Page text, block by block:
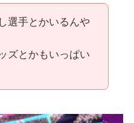
選手とかいるんや
ズとかもいっぱい